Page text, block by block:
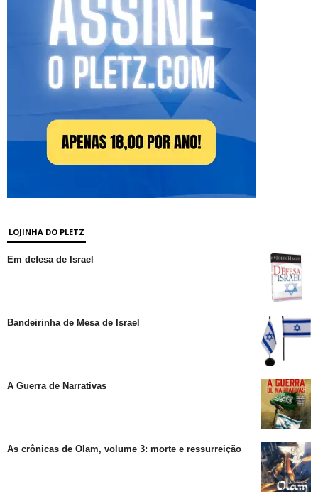
LOJINHA DO PLETZ
Em defesa de Israel
Bandeirinha de Mesa de Israel
A Guerra de Narrativas
As crônicas de Olam, volume 3: morte e ressurreição